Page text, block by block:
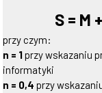
S = M
przy czym:
n = 1przy wskazaniu
informatyki
n = 0,4 przy